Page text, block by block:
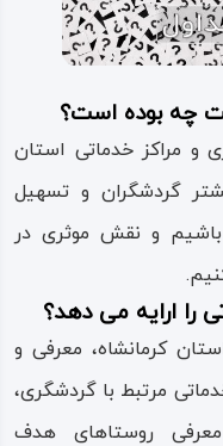
چه بوده است؟
و مراکز خدماتی استان
گردشگران و تسهیل
و نقش موثری در
را ارایه می دهد؟
کرمانشاه، معرفی و
مرتبط با گردشگری،
معرفی روستاهای هدف